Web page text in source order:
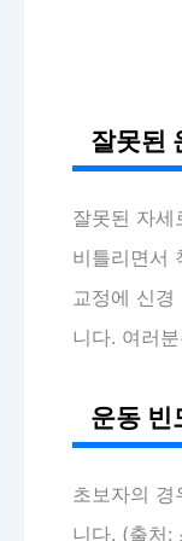
잘못된
잘못된 자
비틀리면서
교정에 신
니다. 여러
운동 빈
초보자의
니다. (출처: